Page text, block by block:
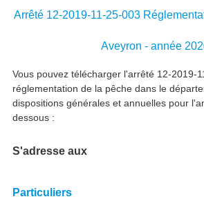
Arrêté 12-2019-11-25-003
Aveyron - année
Vous pouvez télécharger l'arrêté 12-2019-
réglementation de la pêche dans le
dispositions générales et annuelles pour
dessous :
S'adresse aux
Particuliers